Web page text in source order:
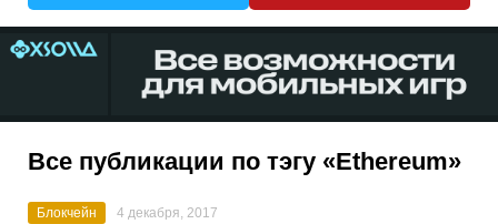
Все публикации по тэгу «Ethereum»
Блокчейн 4 декабря, 2017